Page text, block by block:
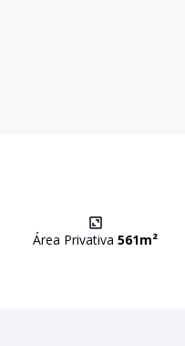
Área Privativa561m²